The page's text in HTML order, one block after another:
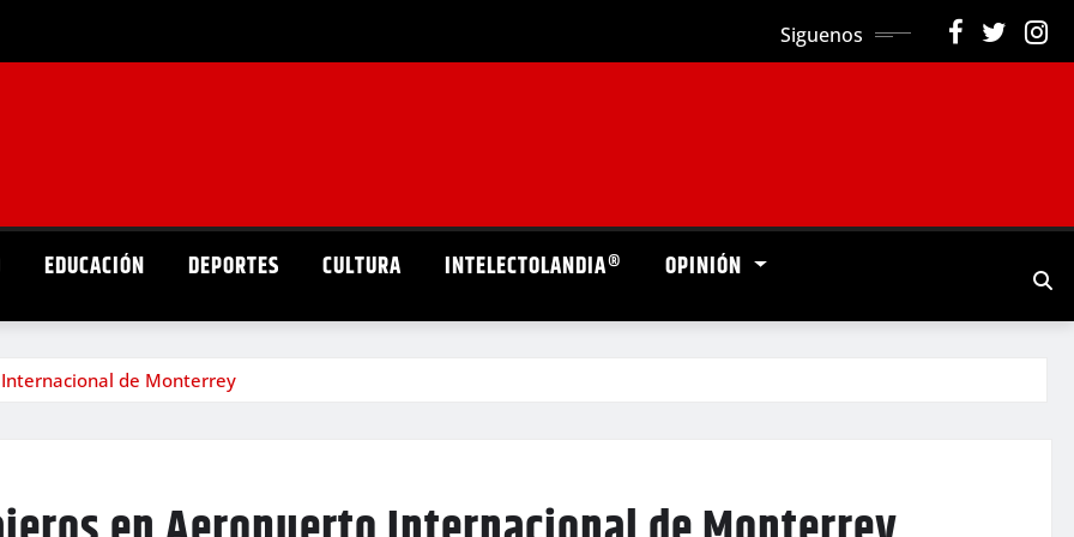
Siguenos
EDUCACIÓN DEPORTES CULTURA INTELECTOLANDIA® OPINIÓN
de Monterrey